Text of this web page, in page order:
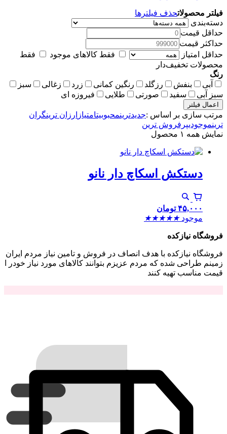
فیلتر محصولاتحذف فیلترها
دسته‌بندی
حداقل قیمت
حداکثر قیمت
حداقل امتیاز
فقط کالاهای موجود
فقط
محصولات تخفیف‌دار
رنگ
آبی
بنفش رزگلد رنگین کمانی زرد زغالی
سبز
سبز آبی
سفید صورتی طلایی فیروزه ای
اعمال فیلتر
مرتب سازی بر اساس :جدیدترینمحبوبیتامتیاز ارزان ترینگران
ترینموجودیپرفروش ترین
نمایش همه ۱ محصول
دستکش اسکاچ دار نانو
۴۵,۰۰۰ تومان
موجود ★
★
★
★
★
فروشگاه نیازکده
فروشگاه نیازکده با هدف انصاف در فروش و تامین نیاز مردم ایران
زمینم طراحی شده که مردم عزیزم بتوانند کالاهای مورد نیاز خودر ا
قیمت مناسب تهیه کنند